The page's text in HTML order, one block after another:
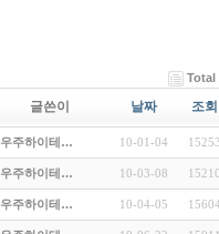
Total
글쓴이 날짜 조회
우주하이테… 10-01-04 15253
우주하이테… 10-03-08 15210
우주하이테… 10-04-05 15604